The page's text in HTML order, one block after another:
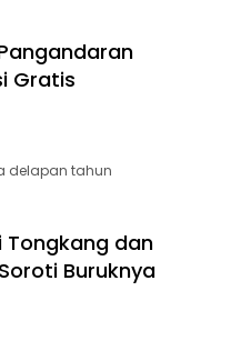
Gratis
delapan tahun
Tongkang dan
Buruknya